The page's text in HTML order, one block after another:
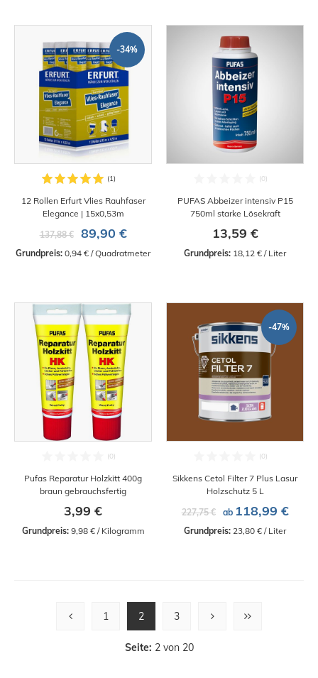
-34%
12 Rollen Erfurt Vlies Rauhfaser
Elegance | 15x0,53m
137,88 €
89,90 €
Grundpreis: 0,94 € / Quadratmeter
PUFAS Abbeizer intensiv P15
750ml starke Lösekraft
13,59 €
Grundpreis: 18,12 € / Liter
Pufas Reparatur Holzkitt 400g
braun gebrauchsfertig
3,99 €
Grundpreis: 9,98 € / Kilogramm
-47%
Sikkens Cetol Filter 7 Plus Lasur
Holzschutz 5 L
227,75 €
ab 118,99 €
Grundpreis: 23,80 € / Liter
1 2 3
Seite: 2 von 20